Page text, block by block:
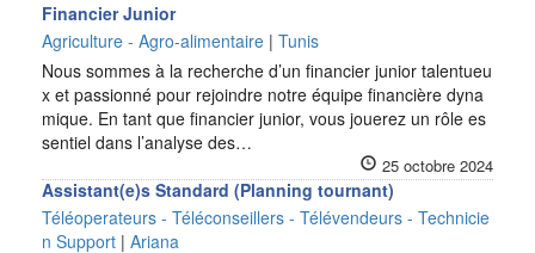
Financier Junior
Agriculture - Agro-alimentaire | Tunis
Nous sommes à la recherche d’un financier junior talentueu
x et passionné pour rejoindre notre équipe financière dyna
mique. En tant que financier junior, vous jouerez un rôle es
sentiel dans l’analyse des…
25 octobre 2024
Assistant(e)s Standard (Planning tournant)
Téléoperateurs - Téléconseillers - Télévendeurs - Technicie
n Support | Ariana